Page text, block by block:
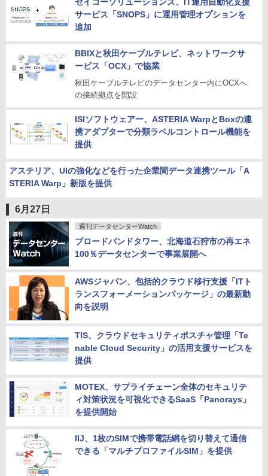
サービス「SNOPS」に運用管理オプションを
追加
BBIXと秋田ケーブルテレビ、ネットワークサ
ービス「OCX」で協業
秋田ケーブルテレビのデータセンター内にOCXへ
の接続拠点を開設
ISIソフトウェアー、ASTERIA WarpとBoxの連
携アダプターで分類ラベルコントロール機能を
提供
アステリア、UIの強化などを行った企業間データ連携ツール「A
STERIA Warp」新版を提供
6月27日
週刊データセンターWatch
ブロードバンドタワー、北海道石狩市の再エネ
100％データセンターで事業展開へ
AWSジャパン、包括的クラウド移行支援「ITト
ランスフォーメーションパッケージ」の最新動
向を説明
TIS、クラウドセキュリティポスチャ管理「Te
nable Cloud Security」の活用支援サービスを
提供
MOTEX、サプライチェーン全体のセキュリテ
ィ対策状況を可視化できるSaaS「Panorays」
を提供開始
IIJ、1枚のSIMで携帯電話網を切り替えて通信
できる「マルチプロファイルSIM」を提供